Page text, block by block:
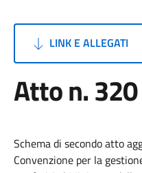
LINK E ALLEGATI
Atto n. 320
Schema di secondo atto
Convenzione per la